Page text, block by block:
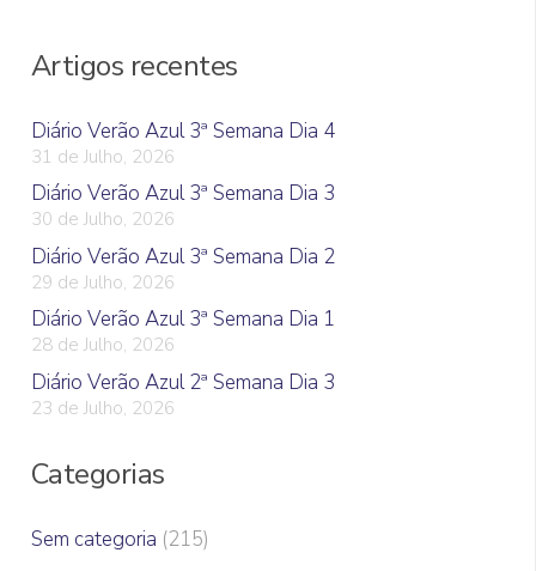
Artigos recentes
Diário Verão Azul 3ª Semana Dia 4
31 de Julho, 2026
Diário Verão Azul 3ª Semana Dia 3
30 de Julho, 2026
Diário Verão Azul 3ª Semana Dia 2
29 de Julho, 2026
Diário Verão Azul 3ª Semana Dia 1
28 de Julho, 2026
Diário Verão Azul 2ª Semana Dia 3
23 de Julho, 2026
Categorias
Sem categoria (215)